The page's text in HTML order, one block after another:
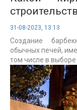
31-08-2023, 13:13
Создание
обычных печей,
том числе в выборе